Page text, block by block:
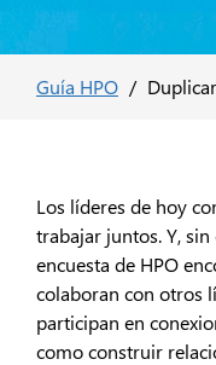
Guía HPO /
Los líderes de hoy
trabajar juntos. Y,
encuesta de HPO
colaboran con otros
participan en
como construir